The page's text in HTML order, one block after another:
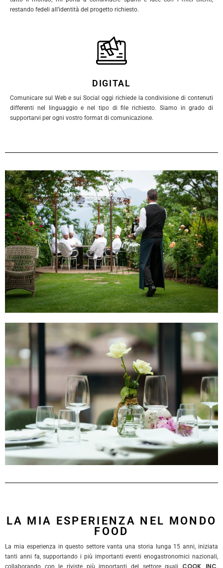
restando fedeli all’identità del progetto richiesto.
DIGITAL
Comunicare sul Web e sui Social oggi richiede la condivisione di contenuti
differenti nel linguaggio e nel tipo di file richiesto. Siamo in grado di
supportarvi per ogni vostro format di comunicazione.
LA MIA ESPERIENZA NEL MONDO
FOOD
La mia esperienza in questo settore vanta una storia lunga 15 anni, iniziata
tanti anni fa, supportando i più importanti eventi enogastronomici nazionali,
collaborando con le riviste più importanti del settore quali